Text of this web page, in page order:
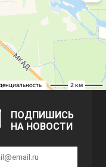
ПОДПИШИСЬ
НА НОВОСТИ